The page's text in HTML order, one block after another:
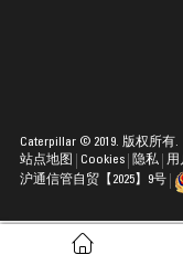
站点地图 Cookies 隐私 用
Caterpillar © 2019. 版权所有.
沪通信管自贸【2025】9号